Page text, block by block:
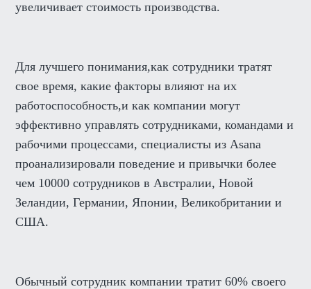
увеличивает стоимость производства.
Для лучшего понимания,как сотрудники тратят
свое время, какие факторы влияют на их
работоспособность,и как компании могут
эффективно управлять сотрудниками, командами и
рабочими процессами, специалисты из Asana
проанализировали поведение и привычки более
чем 10000 сотрудников в Австралии, Новой
Зеландии, Германии, Японии, Великобритании и
США.
Обычный сотрудник компании тратит 60% своего